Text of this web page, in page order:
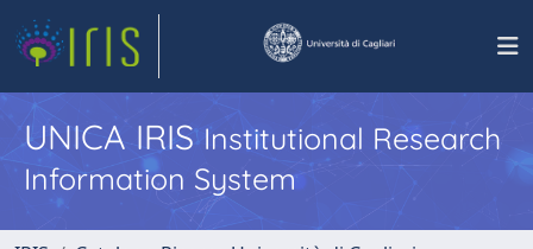
UNICA IRISInstitutional Research
Information System